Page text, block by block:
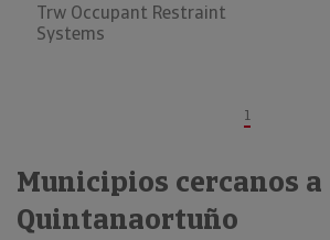
Trw Occupant Restraint
Systems
1
Municipios cercanos a
Quintanaortuño